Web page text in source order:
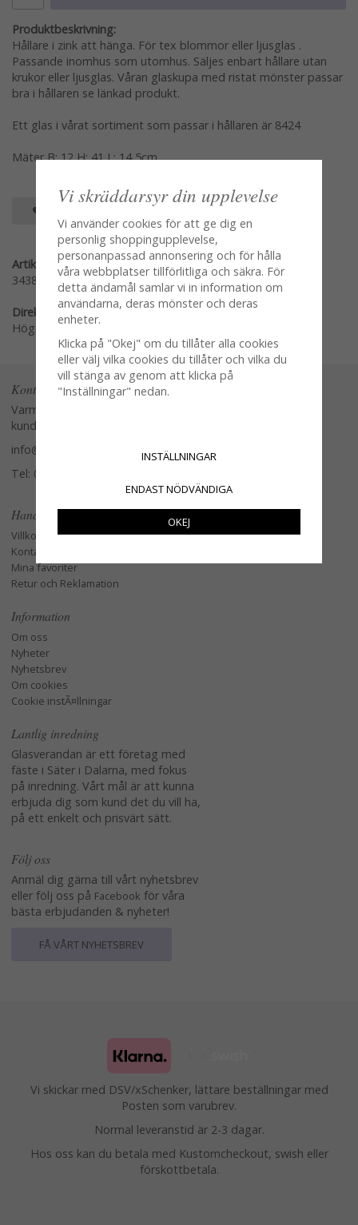
Produktbeskrivning:
Hållare i zink att hänga. För tex blommor eller ljusglas .
Passande inomhus som utomhus. Säljes enbart hållare utan
krukor eller ljusglas. Våran glaskupa med ristat mönster passar
bra i hållaren se länkad produkt.
Ett glas i vårat sortiment som passar i hållaren är 8424
Mäter B: 12 H: 41 L: 14,5cm
Artikelnummer:
3438-18
Direktlänk:
Högerklicka och kopiera adressen
Kontakta oss
Varmt välkommen att kontakta vår
kundtjänst.
info@glasverandan.se
Tel: 079-3495968
Handla
Villkor
Kontakta oss
Mina favoriter
Retur och Reklamation
Information
Om oss
Nyheter
Nyhetsbrev
Om cookies
Cookie instÃ¤llningar
Lantlig inredning
Glasverandan är ett företag med
fäste i Säter i Dalarna, med fokus
på inredning. Vårt mål är att kunna
erbjuda dig som kund det du vill ha,
på ett enkelt och prisvärt sätt.
Följ oss
Anmäl dig gärna till vårt nyhetsbrev
eller följ oss på Facebook för våra
bästa erbjudanden & nyheter!
FÅ VÅRT NYHETSBREV
Vi skickar med DSV/xSchenker, lättare beställningar med
Posten som varubrev.
Normal leveranstid är 2-3 dagar.
Hos oss kan du betala med Kustomcheckout, swish eller
förskottbetala.
Vi skräddarsyr din upplevelse
Vi använder cookies för att ge dig en
personlig shoppingupplevelse,
personanpassad annonsering och för hålla
våra webbplatser tillförlitliga och säkra. För
detta ändamål samlar vi in information om
användarna, deras mönster och deras
enheter.
Klicka på "Okej" om du tillåter alla cookies
eller välj vilka cookies du tillåter och vilka du
vill stänga av genom att klicka på
"Inställningar" nedan.
INSTÄLLNINGAR
ENDAST NÖDVÄNDIGA
OKEJ